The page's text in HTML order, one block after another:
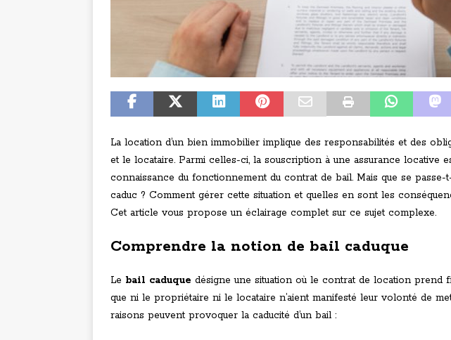
La location d’un bien immobilier implique des responsabilités et des
et le locataire. Parmi celles-ci, la souscription à une assurance locative
connaissance du fonctionnement du contrat de bail. Mais que se
caduc ? Comment gérer cette situation et quelles en sont les
Cet article vous propose un éclairage complet sur ce sujet complexe.
Comprendre la notion de bail caduque
Le bail caduque désigne une situation où le contrat de location prend
que ni le propriétaire ni le locataire n’aient manifesté leur volonté de
raisons peuvent provoquer la caducité d’un bail :